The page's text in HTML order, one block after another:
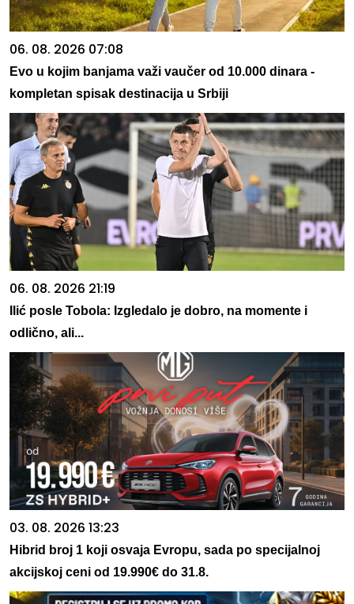
06. 08. 2026 07:08
Evo u kojim banjama važi vaučer od 10.000 dinara -
kompletan spisak destinacija u Srbiji
06. 08. 2026 21:19
Ilić posle Tobola: Izgledalo je dobro, na momente i
odlično, ali...
03. 08. 2026 13:23
Hibrid broj 1 koji osvaja Evropu, sada po specijalnoj
akcijskoj ceni od 19.990€ do 31.8.